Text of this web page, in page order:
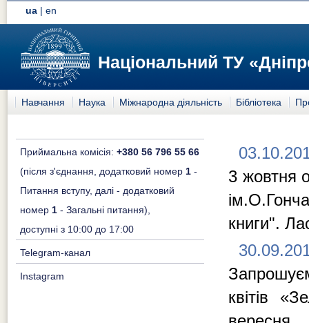
ua |en
Національний ТУ
Навчання Наука Міжнародна діяльність Бібліотека
Приймальна комісія: +380 56 796 55 66
(після з'єднання, додатковий номер 1 -
Питання вступу, далі - додатковий
номер 1 - Загальні питання),
доступні з 10:00 до 17:00
Telegram-канал
Instagram
3 жовтня
книги".
квітів